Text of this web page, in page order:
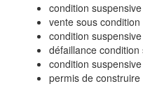
condition
vente sous
condition
défaillance condition
condition
permis de